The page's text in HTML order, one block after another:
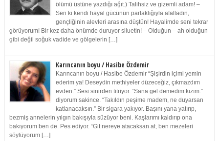
ölümü üstüne yazdığı ağıt.) Talihsiz ve gizemli adam! –
Sen ki kendi hayal gücünün parlaklığıyla afalladın,
gençliğinin alevleri arasına düştün! Hayalimde seni tekrar
görüyorum! Bir kez daha önümde duruyor siluetin! – Olduğun – ah olduğun
gibi değil soğuk vadide ve gölgelerin […]
Karıncanın boyu / Hasibe Özdemir
Karıncanın boyu / Hasibe Özdemir “Şişirdin içimi yemin
ederim ya! Deseydin methiyeler düzeceğiz, çıkmazdım
evden.” Sesi sinirden titriyor. “Sana gel demedim kızım.”
diyorum sakince. “Takıldın peşime madem, ne duyarsan
katlanacaksın.” Bir sigara yakıyor. Başını yana yatırıp,
bezmiş annelerin yılgın bakışıyla süzüyor beni. Kaşlarımı kaldırıp ona
bakıyorum ben de. Pes ediyor. “Git nereye atacaksan at, ben mezeleri
söylüyorum […]